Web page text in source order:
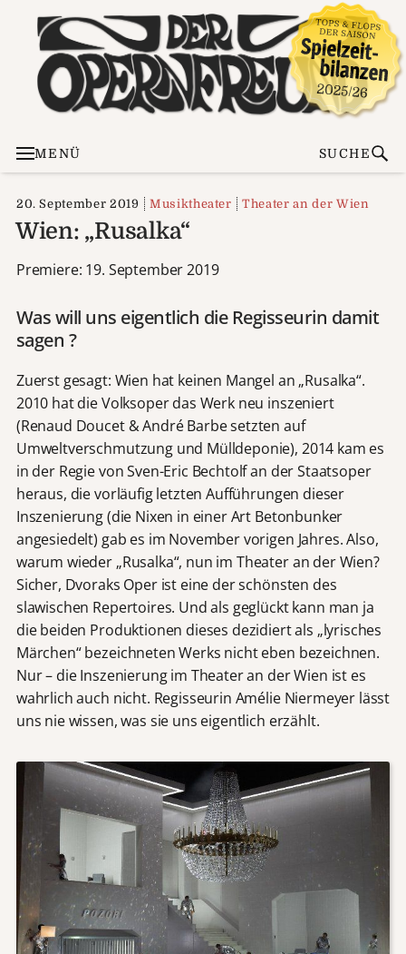
MENÜ SUCHE
20. September 2019 Musiktheater Theater an der Wien
Wien: „Rusalka“
Premiere: 19. September 2019
Was will uns eigentlich die Regisseurin damit
sagen ?
Zuerst gesagt: Wien hat keinen Mangel an „Rusalka“.
2010 hat die Volksoper das Werk neu inszeniert
(Renaud Doucet & André Barbe setzten auf
Umweltverschmutzung und Mülldeponie), 2014 kam es
in der Regie von Sven-Eric Bechtolf an der Staatsoper
heraus, die vorläufig letzten Aufführungen dieser
Inszenierung (die Nixen in einer Art Betonbunker
angesiedelt) gab es im November vorigen Jahres. Also,
warum wieder „Rusalka“, nun im Theater an der Wien?
Sicher, Dvoraks Oper ist eine der schönsten des
slawischen Repertoires. Und als geglückt kann man ja
die beiden Produktionen dieses dezidiert als „lyrisches
Märchen“ bezeichneten Werks nicht eben bezeichnen.
Nur – die Inszenierung im Theater an der Wien ist es
wahrlich auch nicht. Regisseurin Amélie Niermeyer lässt
uns nie wissen, was sie uns eigentlich erzählt.